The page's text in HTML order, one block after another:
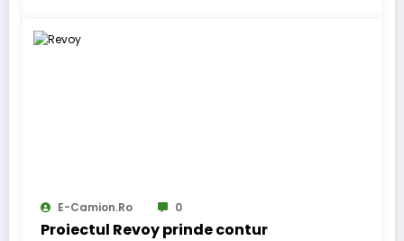
E-Camion.ro 0
Proiectul Revoy prinde contur